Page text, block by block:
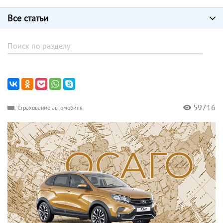
Все статьи
Страхование автомобиля 59716